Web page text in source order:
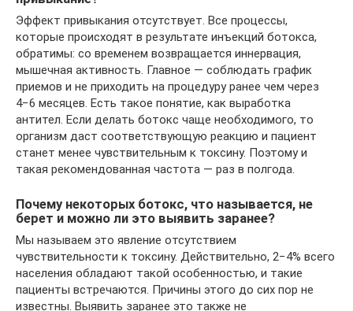
Эффект привыкания отсутствует. Все процессы,
которые происходят в результате инъекций ботокса,
обратимы: со временем возвращается иннервация,
мышечная активность. Главное — соблюдать график
приемов и не приходить на процедуру ранее чем через
4−6 месяцев. Есть такое понятие, как выработка
антител. Если делать ботокс чаще необходимого, то
организм даст соответствующую реакцию и пациент
станет менее чувствительным к токсину. Поэтому и
такая рекомендованная частота — раз в полгода.
Почему некоторых ботокс, что называется, не
берет и можно ли это выявить заранее?
Мы называем это явление отсутствием
чувствительности к токсину. Действительно, 2−4% всего
населения обладают такой особенностью, и такие
пациенты встречаются. Причины этого до сих пор не
известны. Выявить заранее это также не